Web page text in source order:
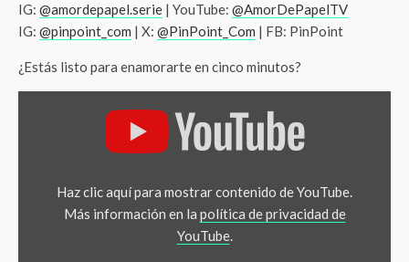
IG: @amordepapel.serie | YouTube: @AmorDePapelTV
IG: @pinpoint_com | X: @PinPoint_Com | FB: PinPoint
¿Estás listo para enamorarte en cinco minutos?
Haz clic aquí para mostrar contenido de YouTube.
Más información en la política de privacidad de
YouTube.